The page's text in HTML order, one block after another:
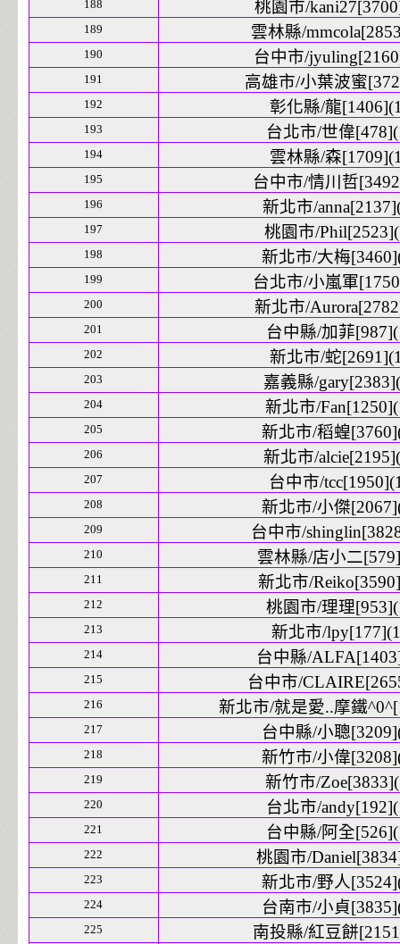
188 桃園市/
189 雲林縣/
190 台中市/
191 高雄市/小葉波蜜
192 彰化縣/龍
193 台北市/世偉
194 雲林縣/森
195 台中市/情川哲
196 新北市/
197 桃園市/
198 新北市/大梅
199 台北市/小嵐軍
200 新北市/
201 台中縣/加菲
202 新北市/蛇
203 嘉義縣/
204 新北市/
205 新北市/稻蝗
206 新北市/
207 台中市/
208 新北市/小傑
209 台中市/
210 雲林縣/店小二
211 新北市/
212 桃園市/理理
213 新北市/
214 台中縣/
215 台中市/
216 新北市/就是愛..摩鐵
217 台中縣/小聰
218 新竹市/小偉
219 新竹市/
220 台北市/
221 台中縣/阿全
222 桃園市/
223 新北市/野人
224 台南市/小貞
225 南投縣/紅豆餅